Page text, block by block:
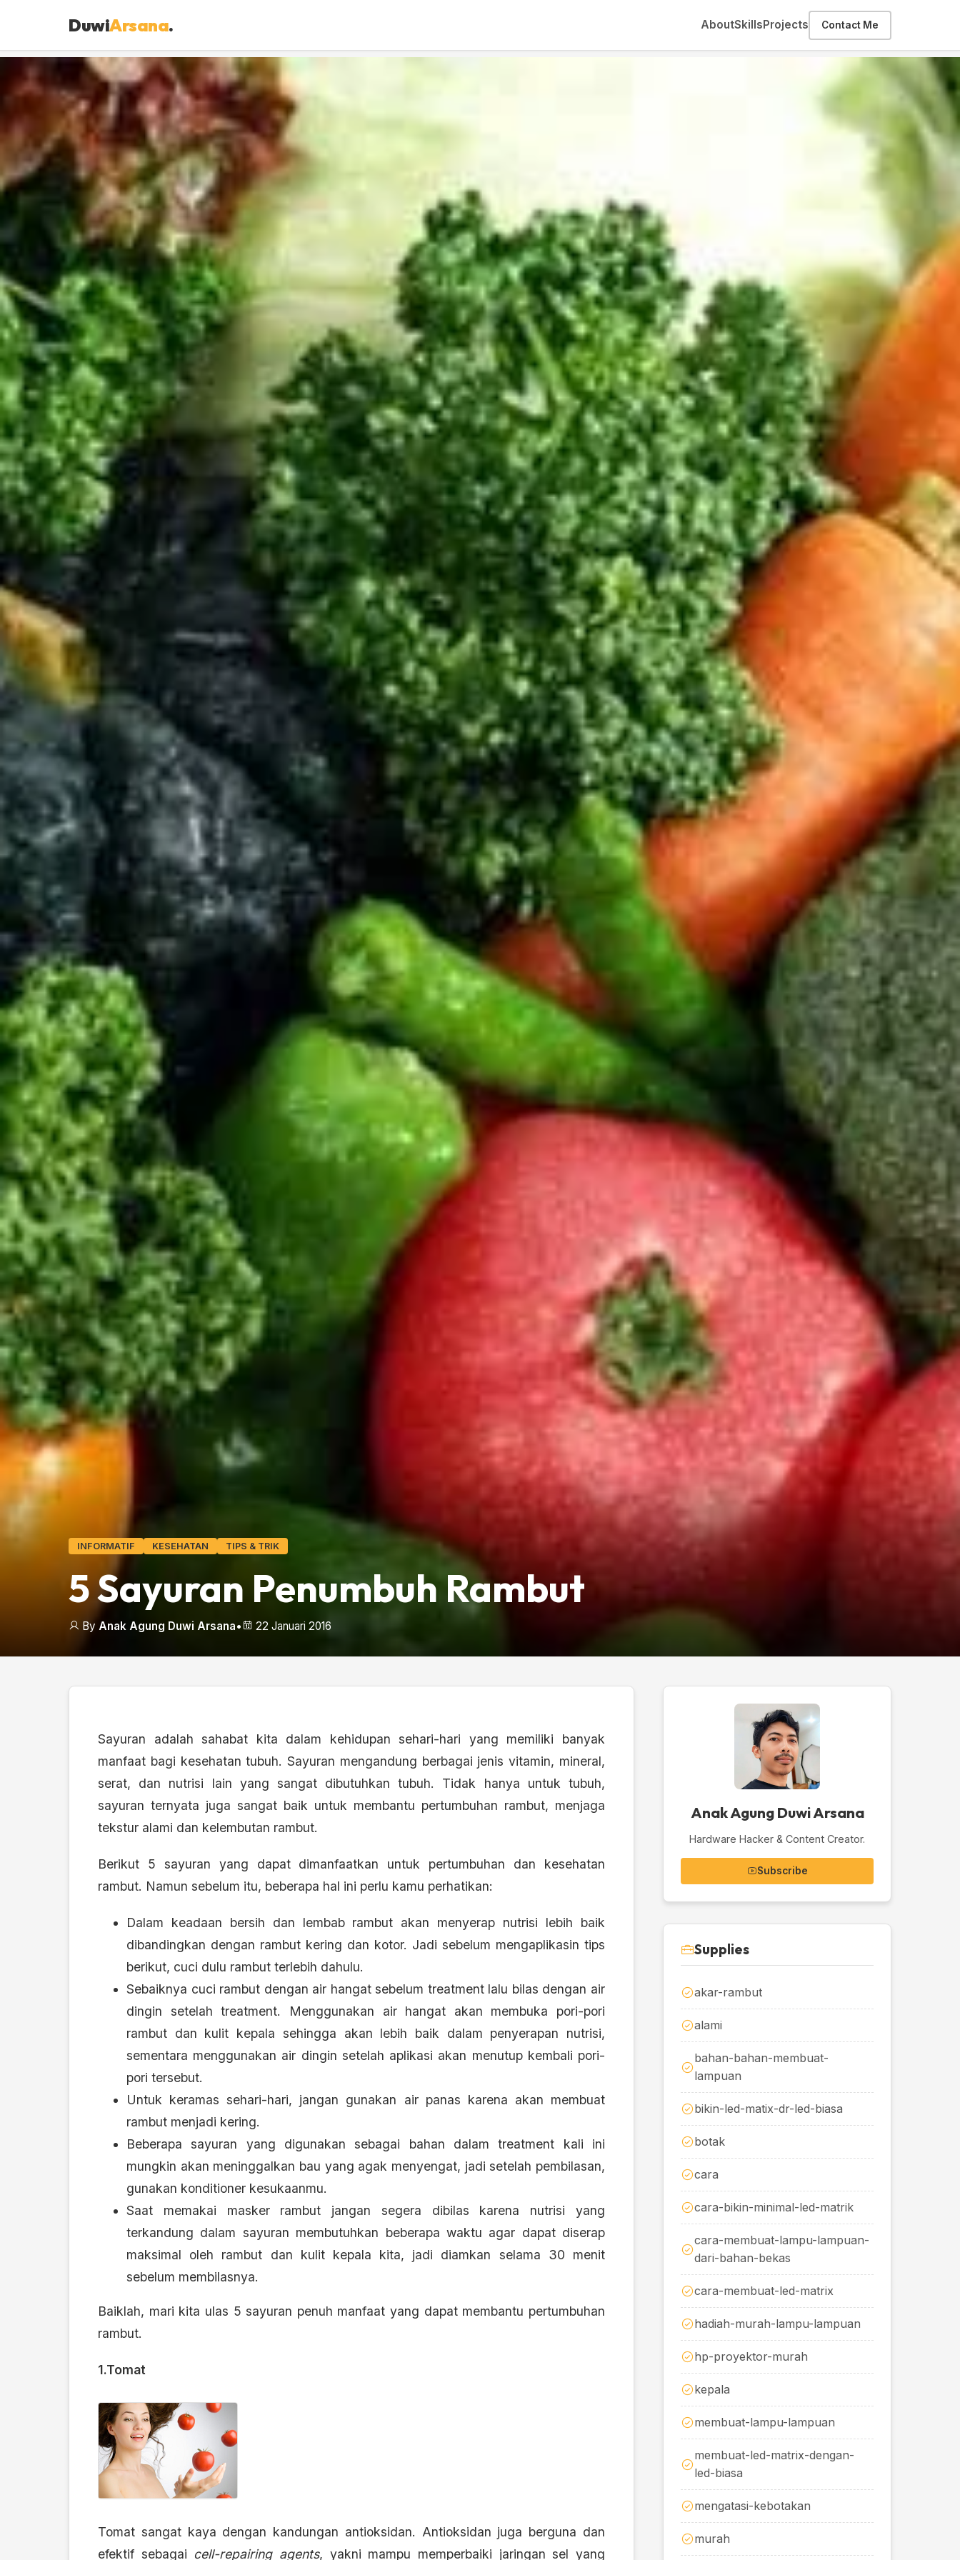
DuwiArsana. AboutSkillsProjects Contact Me
INFORMATIF KESEHATAN TIPS & TRIK
5 Sayuran Penumbuh Rambut
By Anak Agung Duwi Arsana• 22 Januari 2016
Sayuran adalah sahabat kita dalam kehidupan sehari-hari yang memiliki banyak
manfaat bagi kesehatan tubuh. Sayuran mengandung berbagai jenis vitamin, mineral,
serat, dan nutrisi lain yang sangat dibutuhkan tubuh. Tidak hanya untuk tubuh,
sayuran ternyata juga sangat baik untuk membantu pertumbuhan rambut, menjaga
tekstur alami dan kelembutan rambut.
Berikut 5 sayuran yang dapat dimanfaatkan untuk pertumbuhan dan kesehatan
rambut. Namun sebelum itu, beberapa hal ini perlu kamu perhatikan:
Dalam keadaan bersih dan lembab rambut akan menyerap nutrisi lebih baik
dibandingkan dengan rambut kering dan kotor. Jadi sebelum mengaplikasin tips
berikut, cuci dulu rambut terlebih dahulu.
Sebaiknya cuci rambut dengan air hangat sebelum treatment lalu bilas dengan air
dingin setelah treatment. Menggunakan air hangat akan membuka pori-pori
rambut dan kulit kepala sehingga akan lebih baik dalam penyerapan nutrisi,
sementara menggunakan air dingin setelah aplikasi akan menutup kembali pori-
pori tersebut.
Untuk keramas sehari-hari, jangan gunakan air panas karena akan membuat
rambut menjadi kering.
Beberapa sayuran yang digunakan sebagai bahan dalam treatment kali ini
mungkin akan meninggalkan bau yang agak menyengat, jadi setelah pembilasan,
gunakan konditioner kesukaanmu.
Saat memakai masker rambut jangan segera dibilas karena nutrisi yang
terkandung dalam sayuran membutuhkan beberapa waktu agar dapat diserap
maksimal oleh rambut dan kulit kepala kita, jadi diamkan selama 30 menit
sebelum membilasnya.
Baiklah, mari kita ulas 5 sayuran penuh manfaat yang dapat membantu pertumbuhan
rambut.
1.Tomat
Tomat sangat kaya dengan kandungan antioksidan. Antioksidan juga berguna dan
efektif sebagai cell-repairing agents, yakni mampu memperbaiki jaringan sel yang
Anak Agung Duwi Arsana
Hardware Hacker & Content Creator.
Subscribe
Supplies
akar-rambut
alami
bahan-bahan-membuat-
lampuan
bikin-led-matix-dr-led-biasa
botak
cara
cara-bikin-minimal-led-matrik
cara-membuat-lampu-lampuan-
dari-bahan-bekas
cara-membuat-led-matrix
hadiah-murah-lampu-lampuan
hp-proyektor-murah
kepala
membuat-lampu-lampuan
membuat-led-matrix-dengan-
led-biasa
mengatasi-kebotakan
murah